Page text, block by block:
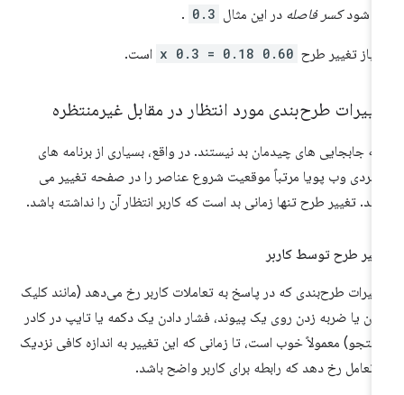
شودکسر فاصلهدر این مثال 0.3
.
تغییر طرح 0.60 x 0.3 = 0.18 است.
طرح‌بندی مورد انتظار در مقابل غیرمنتظره
جابجایی های چیدمان بد نیستند. در واقع، بسیاری از برنامه های
وب پویا مرتباً موقعیت شروع عناصر را در صفحه تغییر می
تغییر طرح تنها زمانی بد است که کاربر انتظار آن را نداشته باشد.
طرح توسط کاربر
طرح‌بندی که در پاسخ به تعاملات کاربر رخ می‌دهد (مانند کلیک
یا ضربه زدن روی یک پیوند، فشار دادن یک دکمه یا تایپ در کادر
معمولاً خوب است، تا زمانی که این تغییر به اندازه کافی نزدیک
تعامل رخ دهد که رابطه برای کاربر واضح باشد.